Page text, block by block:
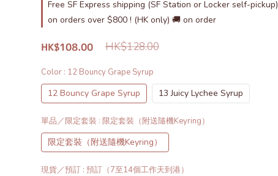
Free SF Express shipping (SF Station or Locker self-pickup)
on orders over $800 ! (HK only) 🚚 on order
HK$108.00 HK$128.00
Color : 12 Bouncy Grape Syrup
12 Bouncy Grape Syrup 13 Juicy Lychee Syrup
單品／限定套裝 : 限定套裝（附送隨機Keyring）
限定套裝（附送隨機Keyring）
現貨／預訂 : 預訂（7至14個工作天到港）